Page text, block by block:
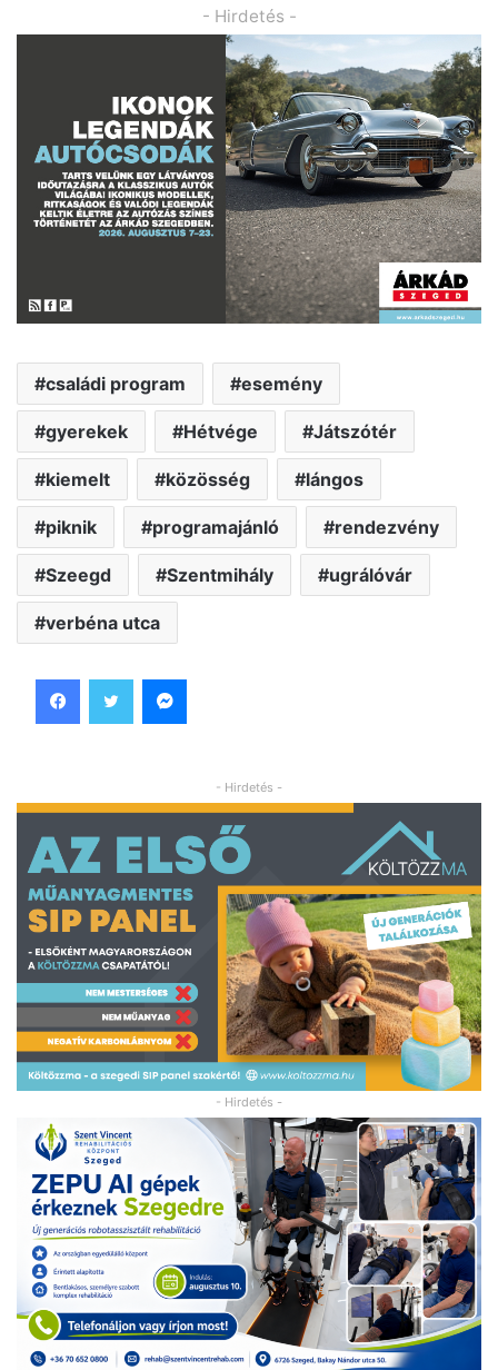
- Hirdetés -
családi program esemény
gyerekek Hétvége Játszótér
kiemelt közösség lángos
piknik programajánló rendezvény
Szeegd Szentmihály ugrálóvár
verbéna utca
- Hirdetés -
- Hirdetés -